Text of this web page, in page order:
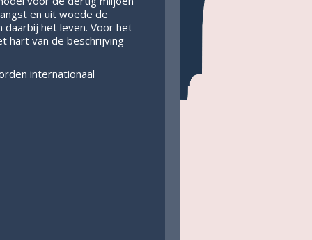
en uit woede de
daarbij het leven. Voor het
hart van de beschrijving
internationaal